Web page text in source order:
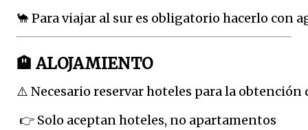
🐪 Para viajar al sur es obligatorio hacerlo con
🏨 ALOJAMIENTO
⚠️ Necesario reservar hoteles para la obtención
👉 Solo aceptan hoteles, no apartamentos